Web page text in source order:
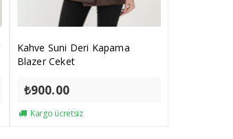
Kahve Suni Deri Kapama
Blazer Ceket
₺900.00
Kargo ücretsiz